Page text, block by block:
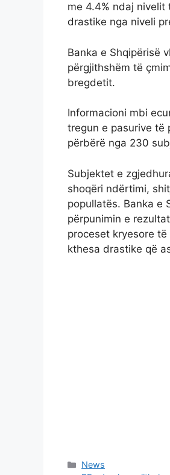
me 4.4% ndaj nivelit
drastike nga niveli
Banka e Shqipërisë
përgjithshëm të
bregdetit.
Informacioni mbi
tregun e pasurive të
përbërë nga 230
Subjektet e
shoqëri ndërtimi,
popullatës. Banka e
përpunimin e
proceset kryesore
kthesa drastike që
Categories
News